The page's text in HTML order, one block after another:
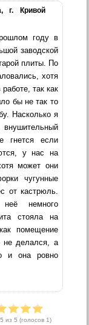
г. Кривой
году в
заводской
плиты. По
хотя
так как
бы не так то
Насколько я
гнется если
у нас на
может они
чугунные
от кастрюль.
немного
стояла на
помещение
не делался, а
и она ровно
5 из 5 (голосов 1)